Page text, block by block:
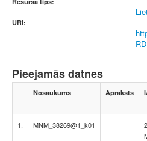
URI:
Pieejamās datnes
Nosaukums Apraksts
1. MNM_38269@1_k01